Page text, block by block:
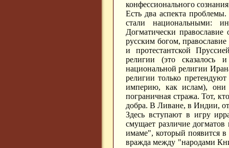
конфессионального
Есть два аспекта
стали национальными:
Догматически
русским богом,
и протестантской
религии (это сказалось
национальной религии
религии только
империю, как ислам), они
пограничная стража. Тот,
добра. В Ливане, в Индии,
Здесь вступают в игру
смущает различие
имаме", который появится в
вражда между "народами